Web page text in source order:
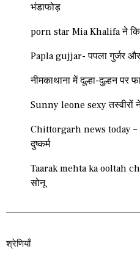
भंडाफोड़
porn star Mia Khalifa ने
Papla gujjar- पपला गुर्जर और
नीमकाथाना में दूल्हा-दुल्हन पर
Sunny leone sexy तस्वीरों
Chittorgarh news today –
दुष्कर्म
Taarak mehta ka ooltah
सोनू
श्रेणियाँ​​